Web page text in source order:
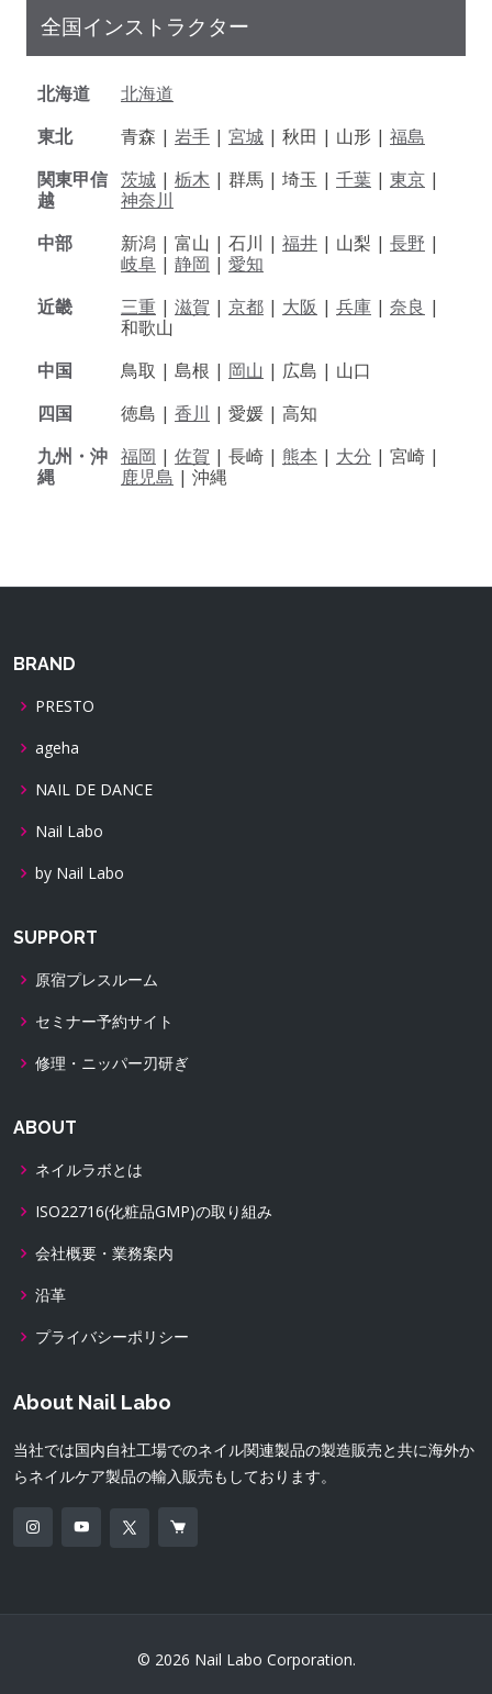
全国インストラクター
北海道
北海道
東北
青森 | 岩手 | 宮城 | 秋田 | 山形 | 福島
関東甲信
越
茨城 | 栃木 | 群馬 | 埼玉 | 千葉 | 東京 |
神奈川
中部
新潟 | 富山 | 石川 | 福井 | 山梨 | 長野 |
岐阜 | 静岡 | 愛知
近畿
三重 | 滋賀 | 京都 | 大阪 | 兵庫 | 奈良 |
和歌山
中国
鳥取 | 島根 | 岡山 | 広島 | 山口
四国
徳島 | 香川 | 愛媛 | 高知
九州・沖
縄
福岡 | 佐賀 | 長崎 | 熊本 | 大分 | 宮崎 |
鹿児島 | 沖縄
BRAND
PRESTO
ageha
NAIL DE DANCE
Nail Labo
by Nail Labo
SUPPORT
原宿プレスルーム
セミナー予約サイト
修理・ニッパー刃研ぎ
ABOUT
ネイルラボとは
ISO22716(化粧品GMP)の取り組み
会社概要・業務案内
沿革
プライバシーポリシー
About Nail Labo
当社では国内自社工場でのネイル関連製品の製造販売と共に海外か
らネイルケア製品の輸入販売もしております。
© 2026 Nail Labo Corporation.